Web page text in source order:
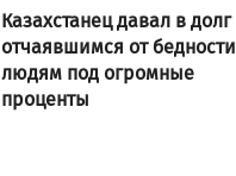
Казахстанец давал в долг
отчаявшимся от бедности
людям под огромные
проценты